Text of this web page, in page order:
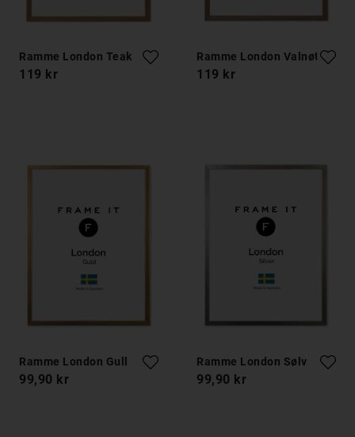
Ramme London Teak
119 kr
Ramme London Valnøtt
119 kr
Ramme London Gull
99,90 kr
Ramme London Sølv
99,90 kr